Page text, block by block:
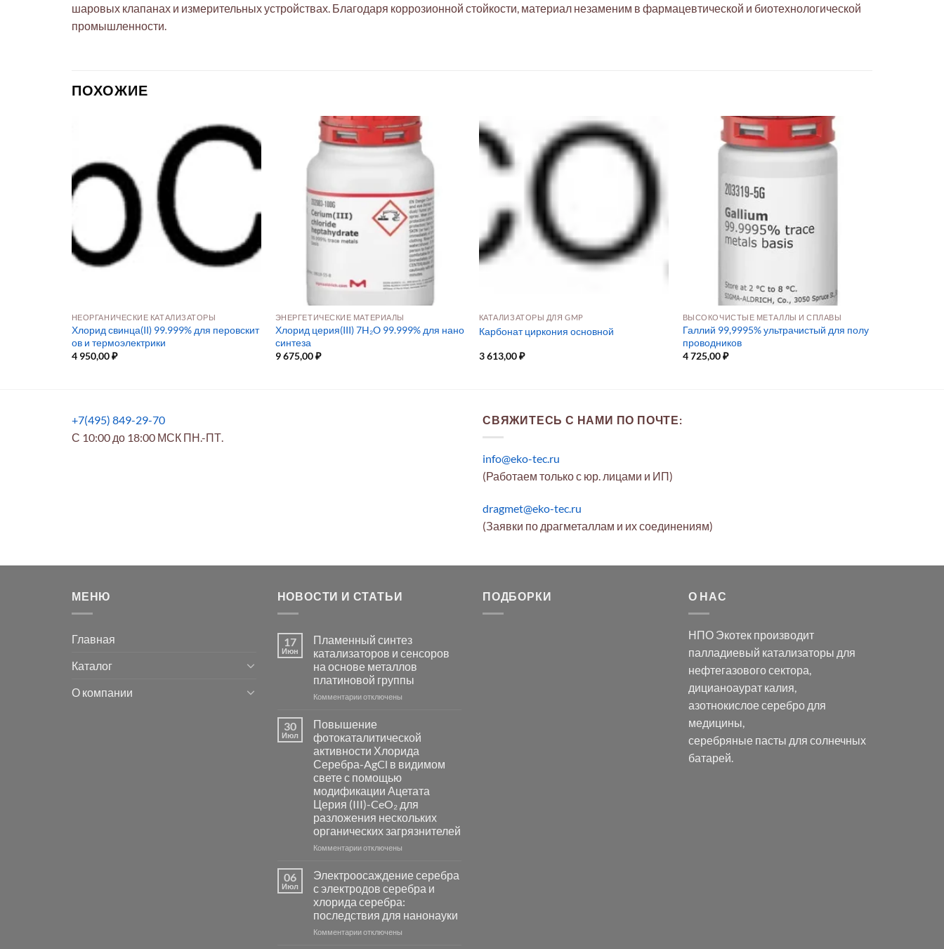
шаровых клапанах и измерительных устройствах. Благодаря коррозионной стойкости, материал незаменим в фармацевтической и биотехнологической
промышленности.
ПОХОЖИЕ
НЕОРГАНИЧЕСКИЕ КАТАЛИЗАТОРЫ
Хлорид свинца(II) 99.999% для перовскит
ов и термоэлектрики
4 950,00₽
ЭНЕРГЕТИЧЕСКИЕ МАТЕРИАЛЫ
Хлорид церия(III) 7H₂O 99.999% для нано
синтеза
9 675,00₽
КАТАЛИЗАТОРЫ ДЛЯ GMP
Карбонат циркония основной
3 613,00₽
ВЫСОКОЧИСТЫЕ МЕТАЛЛЫ И СПЛАВЫ
Галлий 99,9995% ультрачистый для полу
проводников
4 725,00₽
+7(495) 849-29-70
С 10:00 до 18:00 МСК ПН.-ПТ.
СВЯЖИТЕСЬ С НАМИ ПО ПОЧТЕ:
info@eko-tec.ru
(Работаем только с юр. лицами и ИП)
dragmet@eko-tec.ru
(Заявки по драгметаллам и их соединениям)
МЕНЮ
Главная
Каталог
О компании
НОВОСТИ И СТАТЬИ
17
Июн
Пламенный синтез
катализаторов и сенсоров
на основе металлов
платиновой группы
Комментариик
синтез
катализаторов
и
сенсоров
на
основе
металлов
платиновой
группы
отключены
30
Июл
Повышение
фотокаталитической
активности Хлорида
Серебра-AgCl в видимом
свете с помощью
модификации Ацетата
Церия (III)-CeO₂ для
разложения нескольких
органических загрязнителей
Комментариик
фотокаталитической
активности
Хлорида
Серебра-
AgCl
отключены
06
Июл
Электроосаждение серебра
с электродов серебра и
хлорида серебра:
последствия для нанонауки
Комментариикотключены
ПОДБОРКИ О НАС
НПО Экотек производит
палладиевый катализаторы для
нефтегазового сектора,
дицианоаурат калия,
азотнокислое серебродля
медицины,
серебряные пасты для солнечных
батарей.